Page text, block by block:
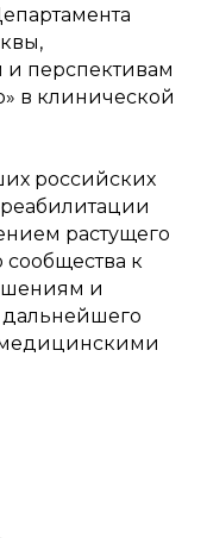
перспективам
в клинической
российских
растущего
к
и